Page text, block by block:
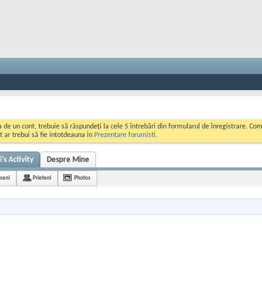
de un cont, trebuie să răspundeți la cele 5 întrebări din formularul de înregistrare.
ar trebui să fie intotdeauna in Prezentare forumisti.
Activity Despre Mine
Prieteni Photos